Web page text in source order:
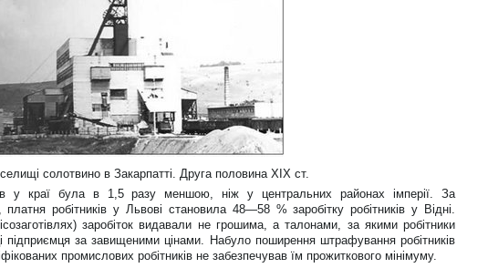
солотвино в Закарпатті. Друга половина ХІХ ст.
у краї була в 1,5 разу меншою, ніж у центральних районах імперії. За
робітників у Львові становила 48—58 % заробітку робітників у Відні.
заробіток видавали не грошима, а талонами, за якими робітники
за завищеними цінами. Набуло поширення штрафування робітників
промислових робітників не забезпечував їм прожиткового мінімуму.